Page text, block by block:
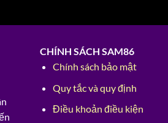
CHÍNH SÁCH SAM86
Chính sách bảo mật
Quy tắc và quy định
Điều khoản điều kiện